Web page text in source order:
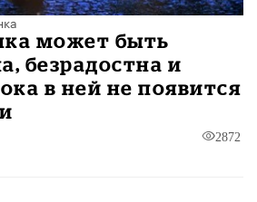
может быть
безрадостна и
в ней не появится
2872